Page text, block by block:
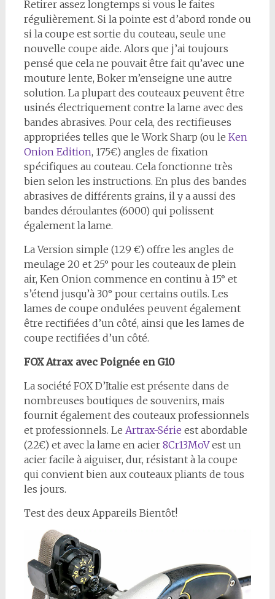
Retirer assez longtemps si vous le faites
régulièrement. Si la pointe est d’abord ronde ou
si la coupe est sortie du couteau, seule une
nouvelle coupe aide. Alors que j’ai toujours
pensé que cela ne pouvait être fait qu’avec une
mouture lente, Boker m’enseigne une autre
solution. La plupart des couteaux peuvent être
usinés électriquement contre la lame avec des
bandes abrasives. Pour cela, des rectifieuses
appropriées telles que le Work Sharp (ou le Ken
Onion Edition, 175€) angles de fixation
spécifiques au couteau. Cela fonctionne très
bien selon les instructions. En plus des bandes
abrasives de différents grains, il y a aussi des
bandes déroulantes (6000) qui polissent
également la lame.
La Version simple (129 €) offre les angles de
meulage 20 et 25° pour les couteaux de plein
air, Ken Onion commence en continu à 15° et
s’étend jusqu’à 30° pour certains outils. Les
lames de coupe ondulées peuvent également
être rectifiées d’un côté, ainsi que les lames de
coupe rectifiées d’un côté.
FOX Atrax avec Poignée en G10
La société FOX D’Italie est présente dans de
nombreuses boutiques de souvenirs, mais
fournit également des couteaux professionnels
et professionnels. Le Artrax-Série est abordable
(22€) et avec la lame en acier 8Cr13MoVest un
acier facile à aiguiser, dur, résistant à la coupe
qui convient bien aux couteaux pliants de tous
les jours.
Test des deux Appareils Bientôt!